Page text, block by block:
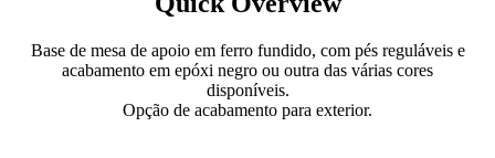
Base de mesa de apoio em ferro fundido, com pés reguláveis e
acabamento em epóxi negro ou outra das várias cores
disponíveis.
Opção de acabamento para exterior.